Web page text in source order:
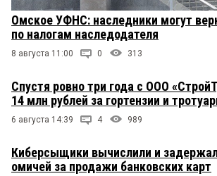
Омское УФНС: наследники могут
по налогам наследодателя
8 августа 11:00 0 313
Спустя ровно три года с ООО
14 млн рублей за гортензии и
6 августа 14:39 4 989
Киберсыщики вычислили и
омичей за продажи банковских карт